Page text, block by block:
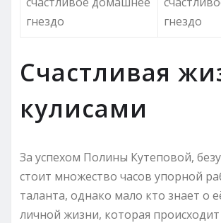
гнездо
гнездо
Счастливая
кулисами
За успехом Полины Кутеповой,
стоит множество часов упорной
таланта, однако мало кто знает о
личной жизни, которая